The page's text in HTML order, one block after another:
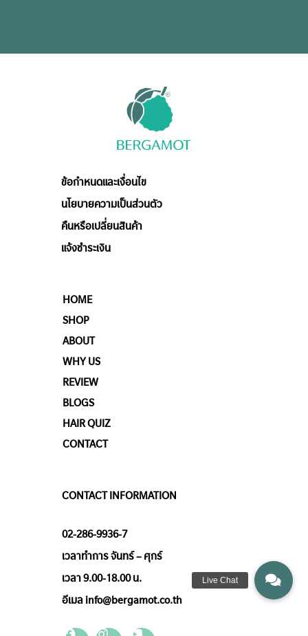
ข้อกำหนดและเงื่อนไข
นโยบายความเป็นส่วนตัว
คืนหรือเปลี่ยนสินค้า
แจ้งชำระเงิน
HOME
SHOP
ABOUT
WHY US
REVIEW
BLOGS
HAIR QUIZ
CONTACT
CONTACT INFORMATION
02-286-9936-7
เวลาทำการ จันทร์ – ศุกร์
เวลา 9.00-18.00 น.
อีเมล info@bergamot.co.th